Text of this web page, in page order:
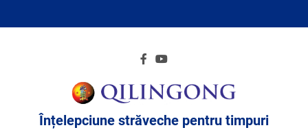
Înțelepciune străveche pentru timpuri